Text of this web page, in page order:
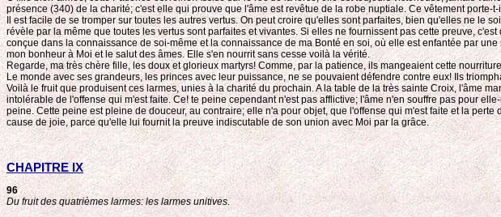
présence (340) de la charité; c'est elle qui prouve que l'âme est revêtue de la robe nuptiale. Ce vêtement
Il est facile de se tromper sur toutes les autres vertus. On peut croire qu'elles sont parfaites, bien qu'elles ne
révèle par la même que toutes les vertus sont parfaites et vivantes. Si elles ne fournissent pas cette preuve,
conçue dans la connaissance de soi-même et la connaissance de ma Bonté en soi, où elle est enfantée par
mon bonheur à Moi et le salut des âmes. Elle s'en nourrit sans cesse voilà la vérité.
Regarde, ma très chère fille, les doux et glorieux martyrs! Comme, par la patience, ils mangeaient cette
Le monde avec ses grandeurs, les princes avec leur puissance, ne se pouvaient défendre contre eux! Ils
Voilà le fruit que produisent ces larmes, unies à la charité du prochain. A la table de la très sainte Croix, l'âme
intolérable de l'offense qui m'est faite. Ce! te peine cependant n'est pas afflictive; l'âme n'en souffre pas pour
peine. Cette peine est pleine de douceur, au contraire; elle n'a pour objet, que l'offense qui m'est faite et la
cause de joie, parce qu'elle lui fournit la preuve indiscutable de son union avec Moi par la grâce.
CHAPITRE IX
96
Du fruit des quatrièmes larmes: les larmes unitives.